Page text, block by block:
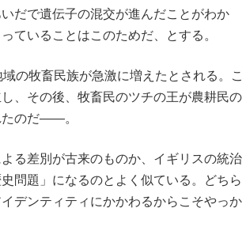
だで遺伝子の混交が進んだことがわか
ていることはこのためだ、とする。
の牧畜民族が急激に増えたとされる。こ
、その後、牧畜民のツチの王が農耕民の
たのだ――。
る差別が古来のものか、イギリスの統治
問題」になるのとよく似ている。どちら
デンティティにかかわるからこそやっか